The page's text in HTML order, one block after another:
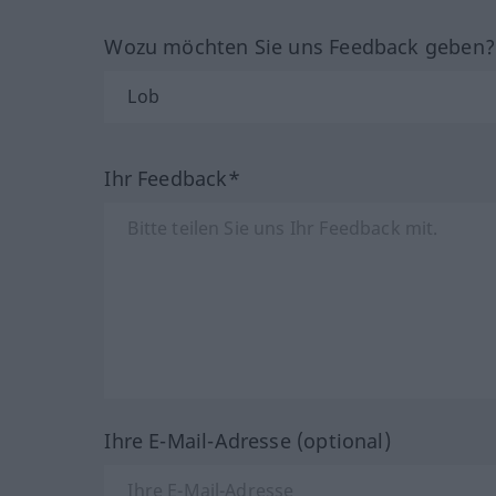
Wozu möchten Sie uns Feedback
Ihr Feedback*
Ihre E-Mail-Adresse (optional)